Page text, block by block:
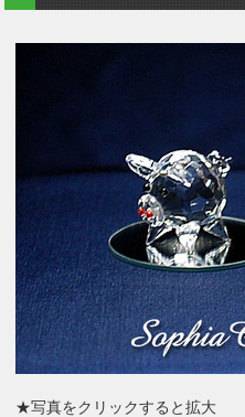
★写真をクリックすると拡大